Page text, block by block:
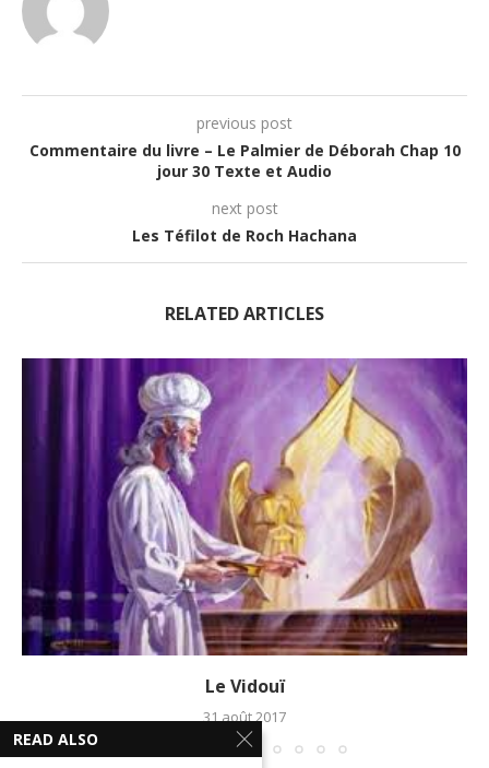
previous post
Commentaire du livre – Le Palmier de Déborah Chap 10
jour 30 Texte et Audio
next post
Les Téfilot de Roch Hachana
RELATED ARTICLES
Le Vidouï
31 août 2017
READ ALSO